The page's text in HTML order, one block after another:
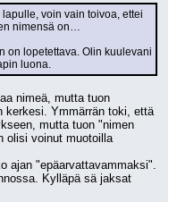
voin vain toivoa, ettei
nimensä on…
on lopetettava. Olin kuulevani
luona.
nimeä, mutta tuon
kerkesi. Ymmärrän toki, että
mutta tuon "nimen
olisi voinut muotoilla
ajan "epäarvattavammaksi".
Kylläpä sä jaksat